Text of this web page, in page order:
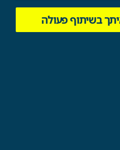
בשיתוף פעולה